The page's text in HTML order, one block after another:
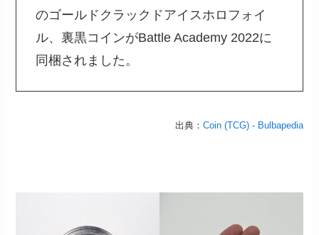
のゴールドクラックドアイスホロフォイ
ル、裏黒コインがBattle Academy 2022に
同梱されました。
出典： Coin (TCG) - Bulbapedia